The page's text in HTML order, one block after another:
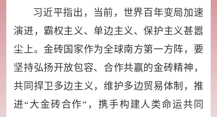
习近平指出，当前，世界百年变局加速
演进，霸权主义、单边主义、保护主义甚嚣
尘上。金砖国家作为全球南方第一方阵，要
坚持弘扬开放包容、合作共赢的金砖精神，
共同捍卫多边主义，维护多边贸易体制，推
进“大金砖合作”，携手构建人类命运共同